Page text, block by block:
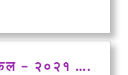
फल – २०२१ ….